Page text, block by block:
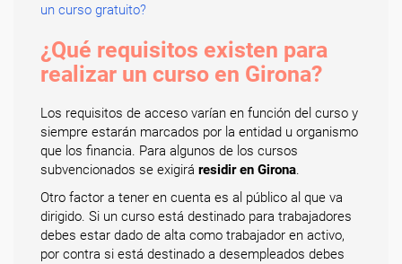
un curso gratuito?
¿Qué requisitos existen para
realizar un curso en Girona?
Los requisitos de acceso varían en función del curso y
siempre estarán marcados por la entidad u organismo
que los financia. Para algunos de los cursos
subvencionados se exigirá residir en Girona.
Otro factor a tener en cuenta es al público al que va
dirigido. Si un curso está destinado para trabajadores
debes estar dado de alta como trabajador en activo,
por contra si está destinado a desempleados debes